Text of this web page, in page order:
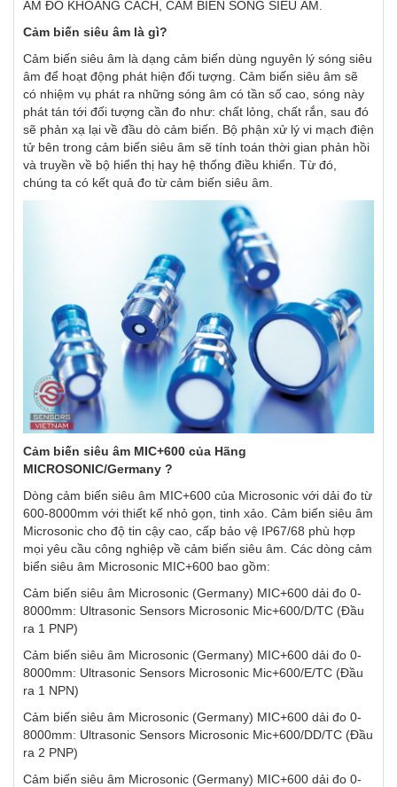
ÂM ĐO KHOẢNG CÁCH, CẢM BIẾN SÓNG SIÊU ÂM.
Cảm biến siêu âm là gì?
Cảm biến siêu âm là dạng cảm biến dùng nguyên lý sóng siêu
âm để hoạt động phát hiện đối tượng. Cảm biến siêu âm sẽ
có nhiệm vụ phát ra những sóng âm có tần số cao, sóng này
phát tán tới đối tượng cần đo như: chất lỏng, chất rắn, sau đó
sẽ phản xạ lại về đầu dò cảm biến. Bộ phận xử lý vi mạch điện
tử bên trong cảm biến siêu âm sẽ tính toán thời gian phản hồi
và truyền về bộ hiển thị hay hệ thống điều khiển. Từ đó,
chúng ta có kết quả đo từ cảm biến siêu âm.
Cảm biến siêu âm MIC+600 của Hãng
MICROSONIC/Germany ?
Dòng cảm biến siêu âm MIC+600 của Microsonic với dải đo từ
600-8000mm với thiết kế nhỏ gọn, tinh xảo. Cảm biến siêu âm
Microsonic cho độ tin cậy cao, cấp bảo vệ IP67/68 phù hợp
mọi yêu cầu công nghiệp về cảm biến siêu âm. Các dòng cảm
biển siêu âm Microsonic MIC+600 bao gồm:
Cảm biến siêu âm Microsonic (Germany) MIC+600 dải đo 0-
8000mm: Ultrasonic Sensors Microsonic Mic+600/D/TC (Đầu
ra 1 PNP)
Cảm biến siêu âm Microsonic (Germany) MIC+600 dải đo 0-
8000mm: Ultrasonic Sensors Microsonic Mic+600/E/TC (Đầu
ra 1 NPN)
Cảm biến siêu âm Microsonic (Germany) MIC+600 dải đo 0-
8000mm: Ultrasonic Sensors Microsonic Mic+600/DD/TC (Đầu
ra 2 PNP)
Cảm biến siêu âm Microsonic (Germany) MIC+600 dải đo 0-